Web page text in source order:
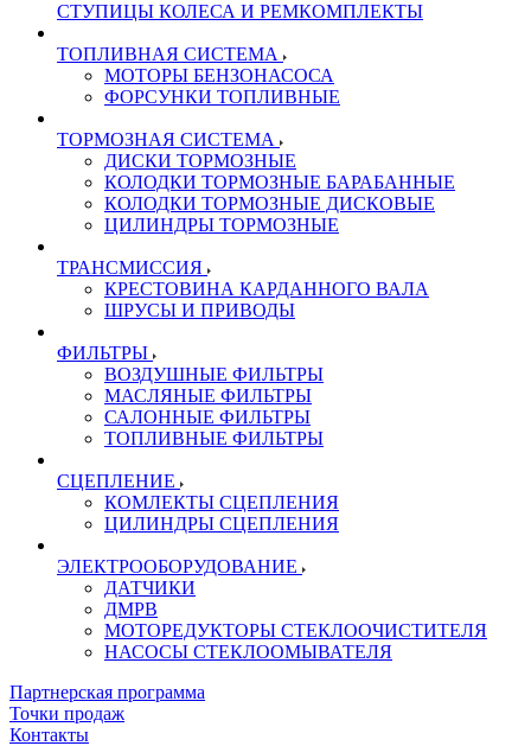
СТУПИЦЫ КОЛЕСА И РЕМКОМПЛЕКТЫ
ТОПЛИВНАЯ СИСТЕМА
МОТОРЫ БЕНЗОНАСОСА
ФОРСУНКИ ТОПЛИВНЫЕ
ТОРМОЗНАЯ СИСТЕМА
ДИСКИ ТОРМОЗНЫЕ
КОЛОДКИ ТОРМОЗНЫЕ БАРАБАННЫЕ
КОЛОДКИ ТОРМОЗНЫЕ ДИСКОВЫЕ
ЦИЛИНДРЫ ТОРМОЗНЫЕ
ТРАНСМИССИЯ
КРЕСТОВИНА КАРДАННОГО ВАЛА
ШРУСЫ И ПРИВОДЫ
ФИЛЬТРЫ
ВОЗДУШНЫЕ ФИЛЬТРЫ
МАСЛЯНЫЕ ФИЛЬТРЫ
САЛОННЫЕ ФИЛЬТРЫ
ТОПЛИВНЫЕ ФИЛЬТРЫ
СЦЕПЛЕНИЕ
КОМЛЕКТЫ СЦЕПЛЕНИЯ
ЦИЛИНДРЫ СЦЕПЛЕНИЯ
ЭЛЕКТРООБОРУДОВАНИЕ
ДАТЧИКИ
ДМРВ
МОТОРЕДУКТОРЫ СТЕКЛООЧИСТИТЕЛЯ
НАСОСЫ СТЕКЛООМЫВАТЕЛЯ
Партнерская программа
Точки продаж
Контакты